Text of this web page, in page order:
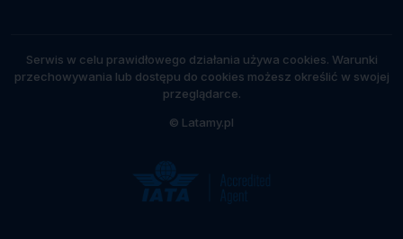
Serwis w celu prawidłowego działania używa cookies. Warunki
przechowywania lub dostępu do cookies możesz określić w swojej
przeglądarce.
© Latamy.pl